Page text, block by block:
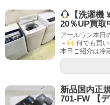
【洗濯機
20％UP買取
アールワン本
～
何でも買
本日ご紹介は冷
新品国内正
701-FW 【